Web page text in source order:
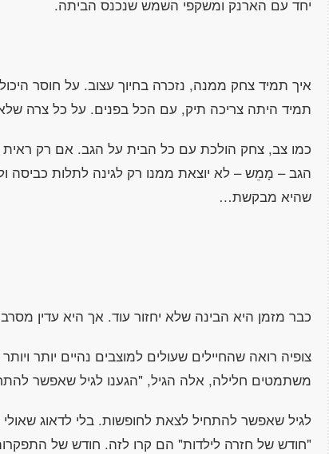
יחד עם הארנק ומשקפי השמש שנכנס הביתה.
איך תמיד צחק ממנה, נזכרה בחיוך עצוב. על חוסר
תמיד היתה צריכה תיק, עם הכל בפנים. על כל צרה
כמו צב, צחק הולכת עם כל הבית על הגב. אם רק
הגב – מָמֵש – לא יוצאת ממנו רק לגינה לתלות כביסה
שהיא מבקשת…
כבר מזמן היא הבינה שלא יחזור עוד. אך היא עדין
צופיה רואה שהחיילים שעולים למוצבים נהיים יותר
משתמטים חלילה, אלה הגיל, "הגענו לגיל שאפשר
לגיל שאפשר להתחיל לצאת לחופשות. בלי לדאוג
"חודש של חזרה לילדות" הם קרו לזה. חודש של